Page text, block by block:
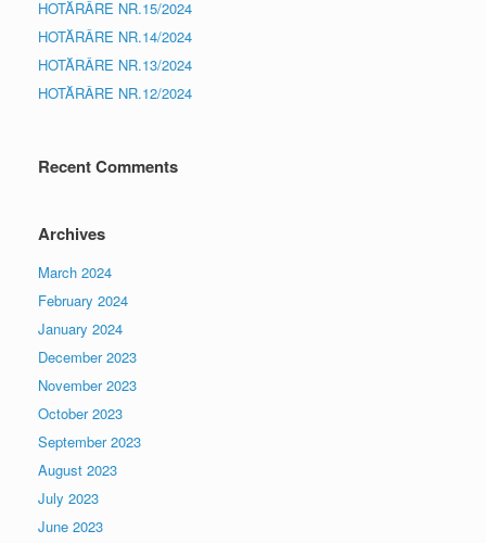
HOTĂRÂRE NR.15/2024
HOTĂRÂRE NR.14/2024
HOTĂRÂRE NR.13/2024
HOTĂRÂRE NR.12/2024
Recent Comments
Archives
March 2024
February 2024
January 2024
December 2023
November 2023
October 2023
September 2023
August 2023
July 2023
June 2023